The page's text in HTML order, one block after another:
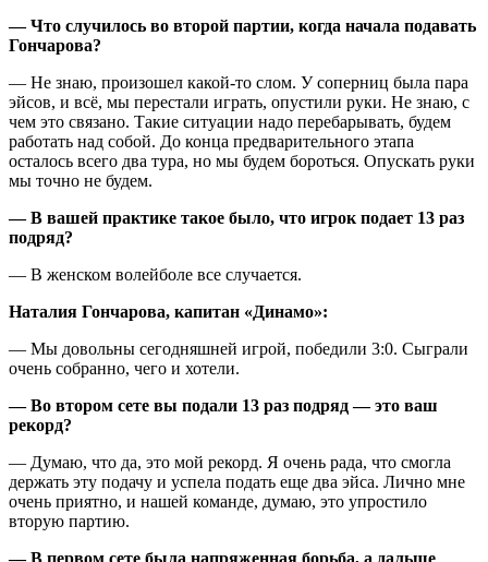
— Что случилось во второй партии, когда начала подавать
Гончарова?
— Не знаю, произошел какой-то слом. У соперниц была пара
эйсов, и всё, мы перестали играть, опустили руки. Не знаю, с
чем это связано. Такие ситуации надо перебарывать, будем
работать над собой. До конца предварительного этапа
осталось всего два тура, но мы будем бороться. Опускать руки
мы точно не будем.
— В вашей практике такое было, что игрок подает 13 раз
подряд?
— В женском волейболе все случается.
Наталия Гончарова, капитан «Динамо»:
— Мы довольны сегодняшней игрой, победили 3:0. Сыграли
очень собранно, чего и хотели.
— Во втором сете вы подали 13 раз подряд — это ваш
рекорд?
— Думаю, что да, это мой рекорд. Я очень рада, что смогла
держать эту подачу и успела подать еще два эйса. Лично мне
очень приятно, и нашей команде, думаю, это упростило
вторую партию.